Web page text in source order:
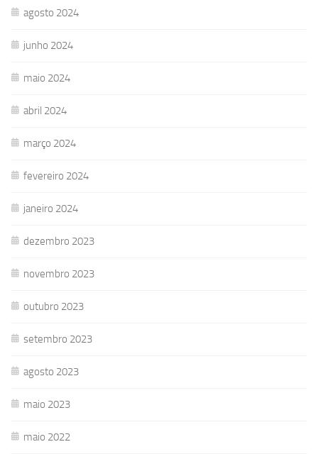
agosto 2024
junho 2024
maio 2024
abril 2024
março 2024
fevereiro 2024
janeiro 2024
dezembro 2023
novembro 2023
outubro 2023
setembro 2023
agosto 2023
maio 2023
maio 2022